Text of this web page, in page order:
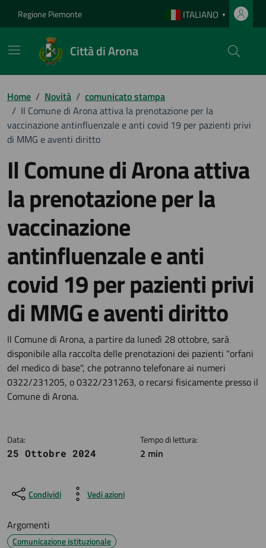
Regione Piemonte ITALIANO ▼
Città di Arona
Home / Novità / comunicato stampa
/ Il Comune di Arona attiva la prenotazione per la
vaccinazione antinfluenzale e anti covid 19 per pazienti privi
di MMG e aventi diritto
Il Comune di Arona attiva
la prenotazione per la
vaccinazione
antinfluenzale e anti
covid 19 per pazienti privi
di MMG e aventi diritto
Dettagli della notizia
Il Comune di Arona, a partire da lunedì 28 ottobre, sarà
disponibile alla raccolta delle prenotazioni dei pazienti "orfani
del medico di base", che potranno telefonare ai numeri
0322/231205, o 0322/231263, o recarsi fisicamente presso il
Comune di Arona.
Data:
25 Ottobre 2024
Tempo di lettura:
2 min
Condividi Vedi azioni
Argomenti
Comunicazione istituzionale